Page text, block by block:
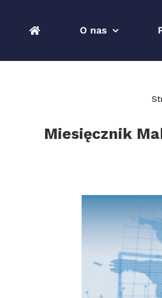
O nas
Miesięcznik